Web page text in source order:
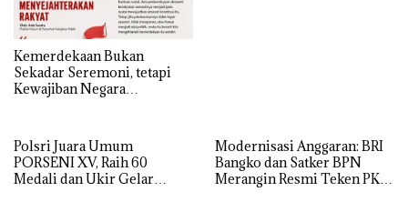
Kemerdekaan Bukan
Sekadar Seremoni, tetapi
Kewajiban Negara
Polsri Juara Umum
PORSENI XV, Raih 60
Medali dan Ukir Gelar
Modernisasi Anggaran: BRI
Bangko dan Satker BPN
Merangin Resmi Teken PKS